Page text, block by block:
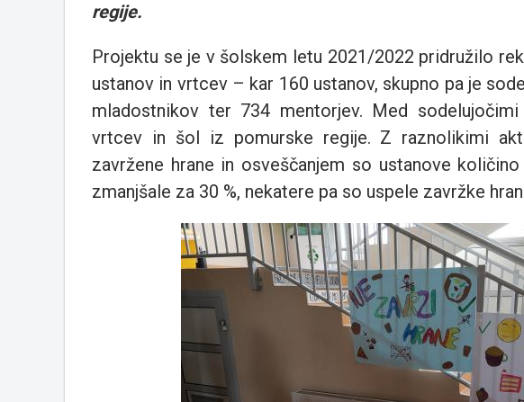
regije.
Projektu se je v šolskem letu 2021/2022 pridružilo
ustanov in vrtcev – kar 160 ustanov, skupno pa je
mladostnikov ter 734 mentorjev. Med
vrtcev in šol iz pomurske regije. Z raznolikimi
zavržene hrane in osveščanjem so ustanove
zmanjšale za 30 %, nekatere pa so uspele zavržke